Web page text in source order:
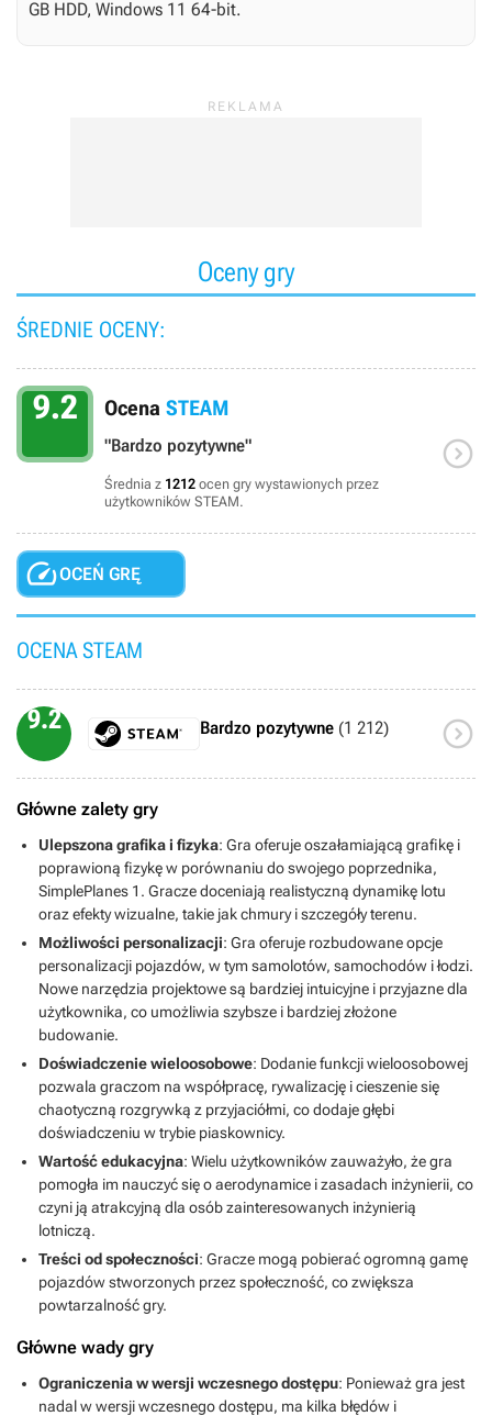
GB HDD, Windows 11 64-bit.
Oceny gry
ŚREDNIE OCENY:
9.2 Ocena STEAM
"Bardzo pozytywne"
Średnia z 1212 ocen gry wystawionych przez
użytkowników STEAM.

OCEŃ GRĘ
OCENA STEAM
9.2 Bardzo pozytywne (1 212) 
Główne zalety gry
Ulepszona grafika i fizyka: Gra oferuje oszałamiającą grafikę i
poprawioną fizykę w porównaniu do swojego poprzednika,
SimplePlanes 1. Gracze doceniają realistyczną dynamikę lotu
oraz efekty wizualne, takie jak chmury i szczegóły terenu.
Możliwości personalizacji: Gra oferuje rozbudowane opcje
personalizacji pojazdów, w tym samolotów, samochodów i łodzi.
Nowe narzędzia projektowe są bardziej intuicyjne i przyjazne dla
użytkownika, co umożliwia szybsze i bardziej złożone
budowanie.
Doświadczenie wieloosobowe: Dodanie funkcji wieloosobowej
pozwala graczom na współpracę, rywalizację i cieszenie się
chaotyczną rozgrywką z przyjaciółmi, co dodaje głębi
doświadczeniu w trybie piaskownicy.
Wartość edukacyjna: Wielu użytkowników zauważyło, że gra
pomogła im nauczyć się o aerodynamice i zasadach inżynierii, co
czyni ją atrakcyjną dla osób zainteresowanych inżynierią
lotniczą.
Treści od społeczności: Gracze mogą pobierać ogromną gamę
pojazdów stworzonych przez społeczność, co zwiększa
powtarzalność gry.
Główne wady gry
Ograniczenia w wersji wczesnego dostępu: Ponieważ gra jest
nadal w wersji wczesnego dostępu, ma kilka błędów i